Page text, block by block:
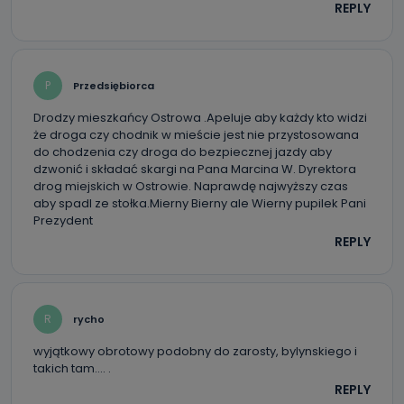
przetwarzane na podstawie prawnie uzasadnionego celu
Przetwarzane kategorie Państwa danych osobowych to
dane, które pochodzą bezpośrednio od Państwa (lub
zostały przekazane w Państwa imieniu) lub dane osobowe,
które zostały zebrane ze źródeł publicznie dostępnych, w
szczególności: imię i nazwisko, adres e-mail, telefon
kontaktowy, adres korespondencyjny. Odbiorcą Pastwa
danych osobowych są pracownicy i współpracownicy
oraz partnerzy wspomagający administratora w jego
biznesowej działalności.
Jak skontaktować się z inspektorem
REPLY
P Przedsiębiorca
Drodzy mieszkańcy Ostrowa .Apeluje aby każdy kto widzi
że droga czy chodnik w mieście jest nie przystosowana
do chodzenia czy droga do bezpiecznej jazdy aby
dzwonić i składać skargi na Pana Marcina W. Dyrektora
drog miejskich w Ostrowie. Naprawdę najwyższy czas
aby spadl ze stołka.Mierny Bierny ale Wierny pupilek Pani
Prezydent
REPLY
R rycho
wyjątkowy obrotowy podobny do zarosty, bylynskiego i
takich tam…. .
REPLY